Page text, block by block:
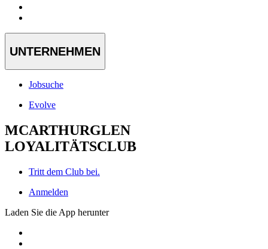
UNTERNEHMEN
Jobsuche
Evolve
MCARTHURGLEN
LOYALITÄTSCLUB
Tritt dem Club bei.
Anmelden
Laden Sie die App herunter